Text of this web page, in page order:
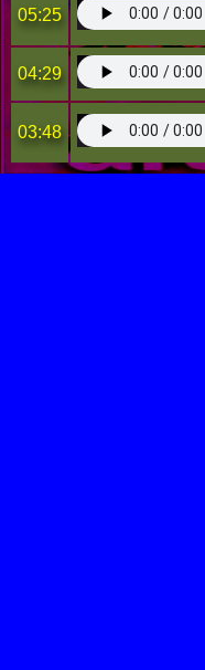
05:25
04:29
03:48